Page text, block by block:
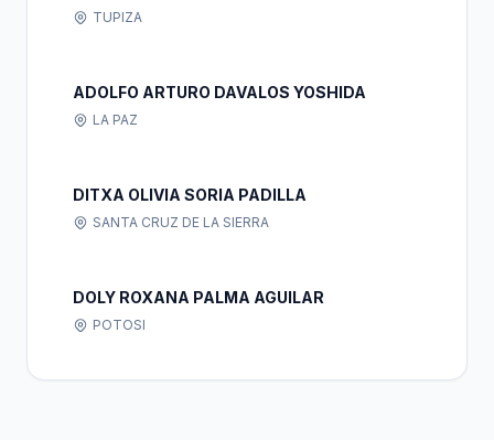
TUPIZA
ADOLFO ARTURO DAVALOS YOSHIDA
LA PAZ
DITXA OLIVIA SORIA PADILLA
SANTA CRUZ DE LA SIERRA
DOLY ROXANA PALMA AGUILAR
POTOSI